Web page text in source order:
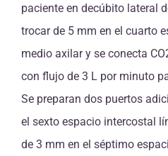
paciente en decúbito lateral
trocar de 5 mm en el cuarto
medio axilar y se conecta
con flujo de 3 L por minuto
Se preparan dos puertos
el sexto espacio intercostal
de 3 mm en el séptimo